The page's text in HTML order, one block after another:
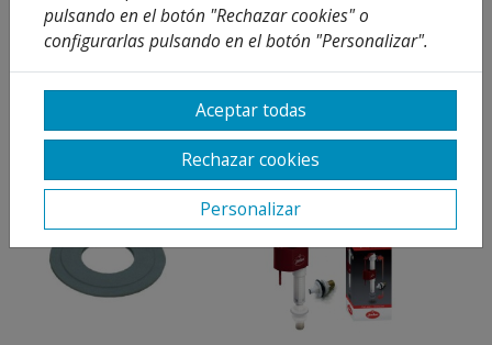
Mecanismo descarga 2L C/base roscada. No incluye
kit cisterna (junta con tornillos).
PRODUCTOSRELACIONADOS
pulsando en el botón "Rechazar cookies" o
configurarlas pulsando en el botón "Personalizar".
Aceptar todas
Rechazar cookies
Personalizar